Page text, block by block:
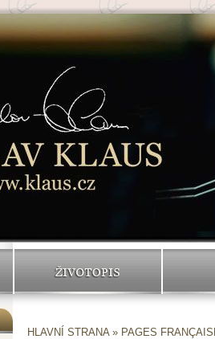
ŽIVOTOPIS
HLAVNÍ STRANA» PAGES